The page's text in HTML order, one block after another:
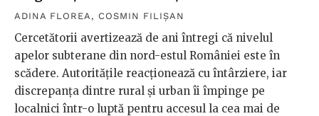
ADINA FLOREA , COSMIN FILIȘAN
Cercetătorii avertizează de ani întregi că nivelul
apelor subterane din nord-estul României este în
scădere. Autoritățile reacționează cu întârziere, iar
discrepanța dintre rural și urban îi împinge pe
localnici într-o luptă pentru accesul la cea mai de